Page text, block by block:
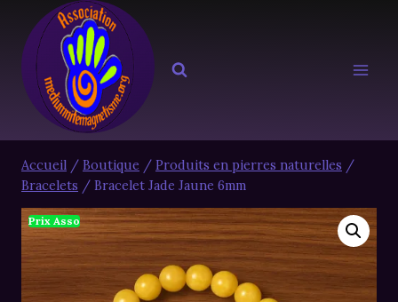
contenu
Accueil / Boutique / Produits en pierres naturelles /
Bracelets / Bracelet Jade Jaune 6mm